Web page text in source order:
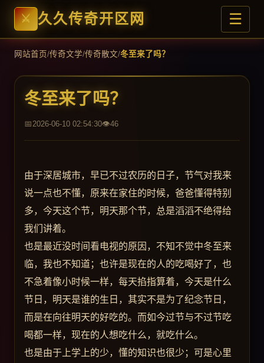
久久传奇开区网 ☰
网站首页/传奇文学/传奇散文/冬至来了吗？
冬至来了吗？
2026-06-10 02:54:30 46
由于深居城市，早已不过农历的日子，节气对我来
说一点也不懂，原来在家住的时候，爸爸懂得特别
多，今天这个节，明天那个节，总是滔滔不绝得给
我们讲着。
也是最近没时间看电视的原因，不知不觉中冬至来
临，我也不知道；也许是现在的人的吃喝好了，也
不急着像小时候一样，每天掐指算着，今天是什么
节日，明天是谁的生日，其实不是为了纪念节日，
而是在向往明天的好吃的。而如今过节与不过节吃
喝都一样，现在的人想吃什么，就吃什么。
也是由于上学上的少，懂的知识也很少；可是心里